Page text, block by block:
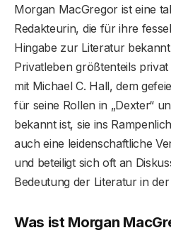
Morgan MacGregor ist eine
Redakteurin, die für ihre
Hingabe zur Literatur
Privatleben größtenteils
mit Michael C. Hall, dem
für seine Rollen in „Dexter“
bekannt ist, sie ins
auch eine leidenschaftliche
und beteiligt sich oft an
Bedeutung der Literatur in
Was ist Morgan